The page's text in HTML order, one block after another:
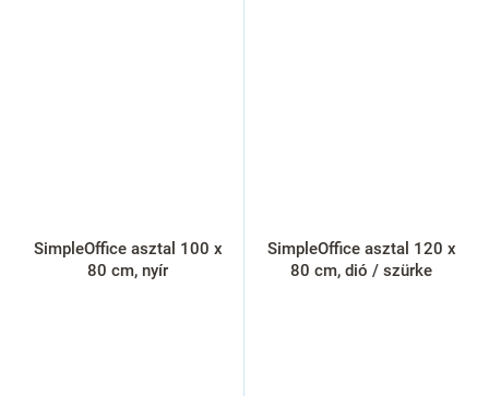
SimpleOffice asztal 100 x
80 cm, nyír
SimpleOffice asztal 120 x
80 cm, dió / szürke